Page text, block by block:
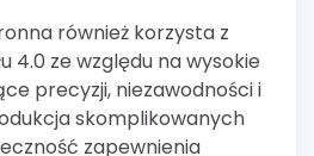
również korzysta z
4.0 ze względu na wysokie
precyzji, niezawodności i
skomplikowanych
zapewnienia